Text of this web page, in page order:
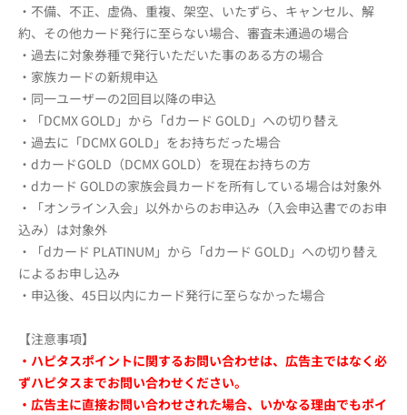
・不備、不正、虚偽、重複、架空、いたずら、キャンセル、解
約、その他カード発行に至らない場合、審査未通過の場合
・過去に対象券種で発行いただいた事のある方の場合
・家族カードの新規申込
・同一ユーザーの2回目以降の申込
・「DCMX GOLD」から「dカード GOLD」への切り替え
・過去に「DCMX GOLD」をお持ちだった場合
・dカードGOLD（DCMX GOLD）を現在お持ちの方
・dカード GOLDの家族会員カードを所有している場合は対象外
・「オンライン入会」以外からのお申込み（入会申込書でのお申
込み）は対象外
・「dカード PLATINUM」から「dカード GOLD」への切り替え
によるお申し込み
・申込後、45日以内にカード発行に至らなかった場合
【注意事項】
・ハピタスポイントに関するお問い合わせは、広告主ではなく必
ずハピタスまでお問い合わせください。
・広告主に直接お問い合わせされた場合、いかなる理由でもポイ